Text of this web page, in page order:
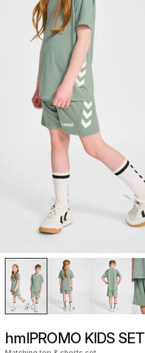
hmlPROMO KIDS SET